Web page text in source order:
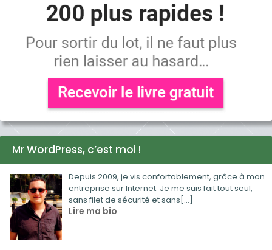
Mr WordPress, c’est moi !
Depuis 2009, je vis confortablement, grâce à mon
entreprise sur Internet. Je me suis fait tout seul,
sans filet de sécurité et sans[...]
Lire ma bio